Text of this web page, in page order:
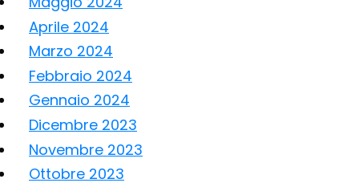
Aprile 2024
Marzo 2024
Febbraio 2024
Gennaio 2024
Dicembre 2023
Novembre 2023
Ottobre 2023